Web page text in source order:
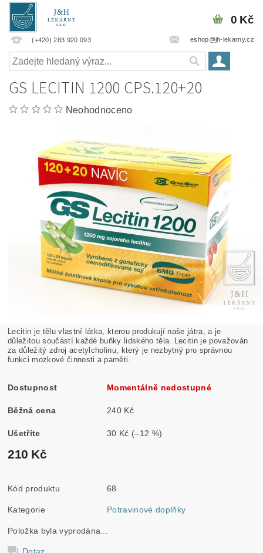
(+420) 283 920 093 eshop@jh-lekarny.cz
0 Kč
GS LECITIN 1200 CPS.120+20
Neohodnoceno
Lecitin je tělu vlastní látka, kterou produkují naše játra, a je
důležitou součástí každé buňky lidského těla. Lecitin je považován
za důležitý zdroj acetylcholinu, který je nezbytný pro správnou
funkci mozkové činnosti a paměti.
Dostupnost Momentálně nedostupné
Běžná cena 240 Kč
Ušetříte 30 Kč (–12 %)
210 Kč
Kód produktu 68
Kategorie Potravinové doplňky
Položka byla vyprodána...